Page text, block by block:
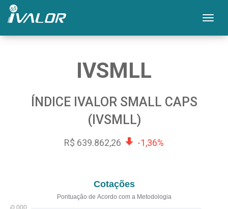
IVSMLL
ÍNDICE IVALOR SMALL CAPS
(IVSMLL)
R$ 639.862,26 -1,36%